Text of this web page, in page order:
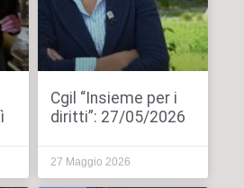
Cgil “Insieme per i
diritti”: 27/05/2026
27 Maggio 2026